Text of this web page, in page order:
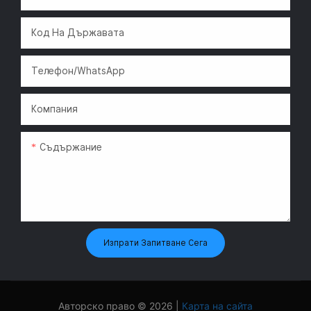
откриете как нашата
може да повиши
рентабилността и
развлекателната
място.
търговия на дребно.
Водещият
всеобхватно събитие
2026 г., предлагайки
автоматизирани
павилиони към вашето
място, финансовата
значително намалена.
Код На Държавата
Телефон/WhatsApp
Компания
Съдържание
Изпрати Запитване Сега
Авторско право © 2026 | Карта на сайта